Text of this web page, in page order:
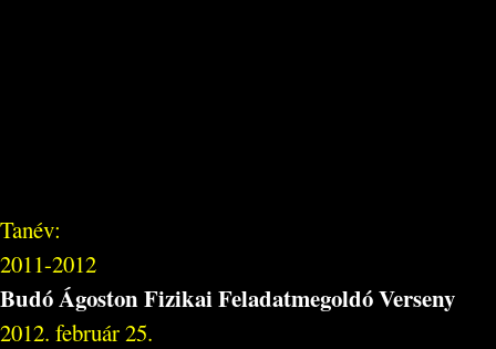
Tanév:
2011-2012
Budó Ágoston Fizikai Feladatmegoldó Verseny
2012. február 25.